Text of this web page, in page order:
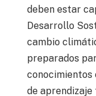
deben estar
Desarrollo
cambio
preparados
conocimientos
de